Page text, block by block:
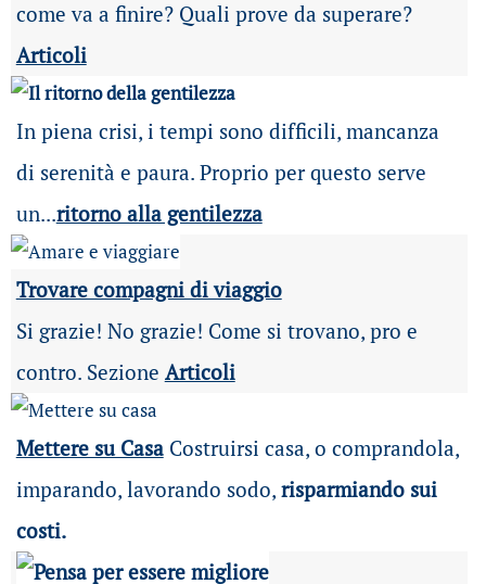
come va a finire? Quali prove da superare?
Articoli
In piena crisi, i tempi sono difficili, mancanza
di serenità e paura. Proprio per questo serve
un...ritorno alla gentilezza
Trovare compagni di viaggio
Si grazie! No grazie! Come si trovano, pro e
contro. Sezione Articoli
Mettere su Casa Costruirsi casa, o comprandola,
imparando, lavorando sodo, risparmiando sui
costi.